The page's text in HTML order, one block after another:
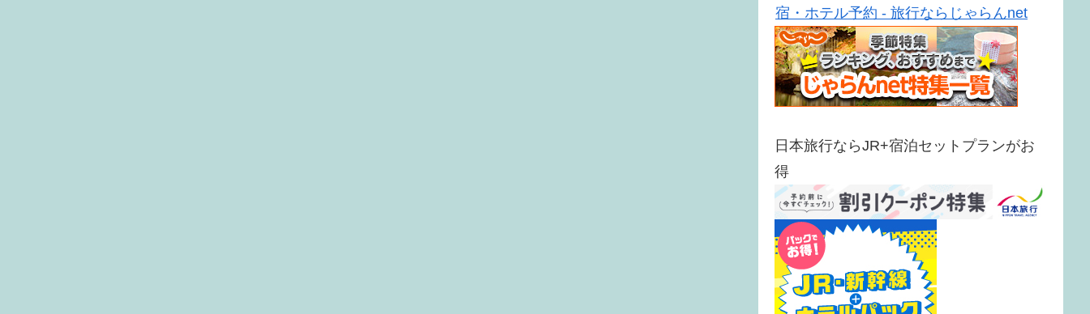
宿・ホテル予約 - 旅行ならじゃらんnet
日本旅行ならJR+宿泊セットプランがお
得